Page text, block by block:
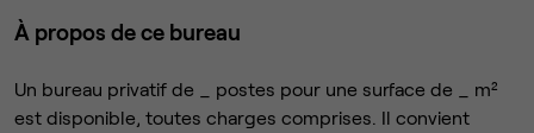
À propos de ce bureau
Un bureau privatif de _ postes pour une surface de _ m²
est disponible, toutes charges comprises. Il convient